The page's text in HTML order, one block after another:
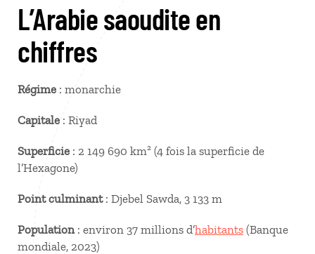
L’Arabie saoudite en
chiffres
Régime : monarchie
Capitale : Riyad
Superficie : 2 149 690 km² (4 fois la superficie de
l’Hexagone)
Point culminant: Djebel Sawda, 3 133 m
Population: environ 37 millions d’habitants (Banque
mondiale, 2023)